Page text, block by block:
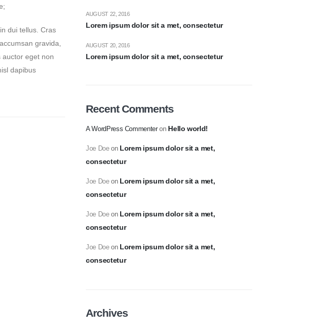
dui tellus. Cras
gravida,
auctor eget non
dapibus
Lorem ipsum dolor sit a met, consectetur
AUGUST 22, 2016
Lorem ipsum dolor sit a met, consectetur
AUGUST 20, 2016
Recent Comments
A WordPress Commenteron Hello world!
Joe Doeon Lorem ipsum dolor sit a met,
consectetur
Joe Doeon Lorem ipsum dolor sit a met,
consectetur
Joe Doeon Lorem ipsum dolor sit a met,
consectetur
Joe Doeon Lorem ipsum dolor sit a met,
consectetur
Archives